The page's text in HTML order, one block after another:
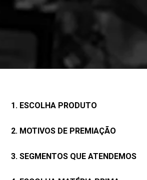
1. ESCOLHA PRODUTO
2. MOTIVOS DE PREMIAÇÃO
3. SEGMENTOS QUE ATENDEMOS